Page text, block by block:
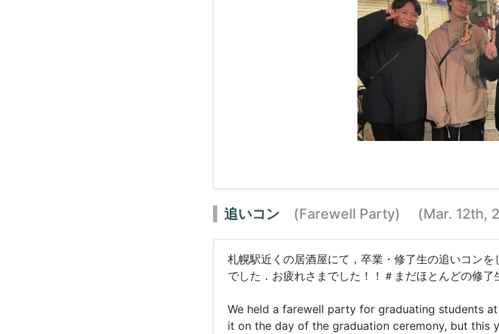
追いコン (Farewell Party) (Mar. 12th,
札幌駅近くの居酒屋にて，卒業・修了生の追いコン
でした．お疲れさまでした！！＃まだほとんどの修了
We held a farewell party for graduating students
it on the day of the graduation ceremony, but this